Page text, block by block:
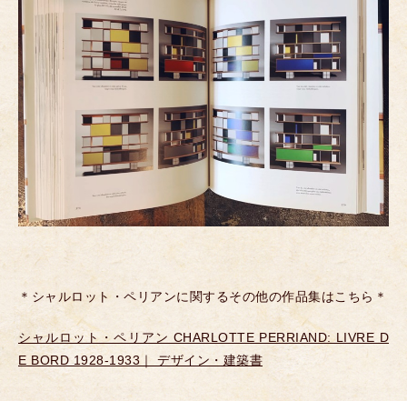
＊シャルロット・ペリアンに関するその他の作品集はこちら＊
シャルロット・ペリアン CHARLOTTE PERRIAND: LIVRE D
E BORD 1928-1933｜ デザイン・建築書